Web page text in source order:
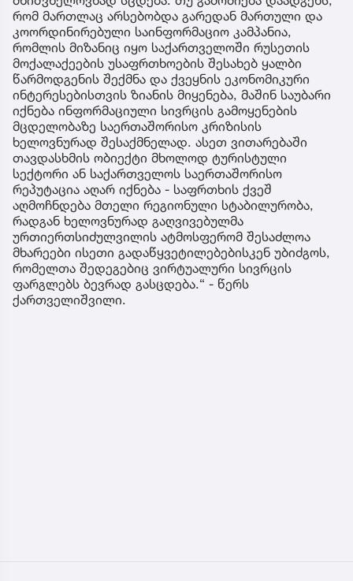
რომ მართლაც არსებობდა გარედან მართული და
კოორდინირებული საინფორმაციო კამპანია,
რომლის მიზანიც იყო საქართველოში რუსეთის
მოქალაქეების უსაფრთხოების შესახებ ყალბი
წარმოდგენის შექმნა და ქვეყნის ეკონომიკური
ინტერესებისთვის ზიანის მიყენება, მაშინ საუბარი
იქნება ინფორმაციული სივრცის გამოყენების
მცდელობაზე საერთაშორისო კრიზისის
ხელოვნურად შესაქმნელად. ასეთ ვითარებაში
თავდასხმის ობიექტი მხოლოდ ტურისტული
სექტორი ან საქართველოს საერთაშორისო
რეპუტაცია აღარ იქნება - საფრთხის ქვეშ
აღმოჩნდება მთელი რეგიონული სტაბილურობა,
რადგან ხელოვნურად გაღვივებულმა
ურთიერთსიძულვილის ატმოსფერომ შესაძლოა
მხარეები ისეთი გადაწყვეტილებებისკენ უბიძგოს,
რომელთა შედეგებიც ვირტუალური სივრცის
ფარგლებს ბევრად გასცდება.“ - წერს
ქართველიშვილი.